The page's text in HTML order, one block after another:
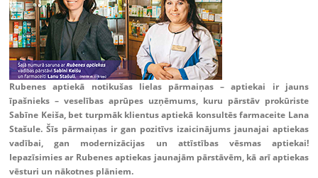
Rubenes aptiekā notikušas lielas pārmaiņas – aptiekai ir jauns
īpašnieks – veselības aprūpes uzņēmums, kuru pārstāv prokūriste
Sabīne Keiša, bet turpmāk klientus aptiekā konsultēs farmaceite Lana
Stašule. Šīs pārmaiņas ir gan pozitīvs izaicinājums jaunajai aptiekas
vadībai, gan modernizācijas un attīstības vēsmas aptiekai!
Iepazīsimies ar Rubenes aptiekas jaunajām pārstāvēm, kā arī aptiekas
vēsturi un nākotnes plāniem.